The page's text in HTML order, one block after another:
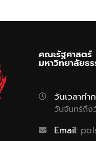
คณะรัฐศาสตร์
มหาวิทยาลัยธ
วันเวลาทำ
วันจันทร์ถึง
Email: